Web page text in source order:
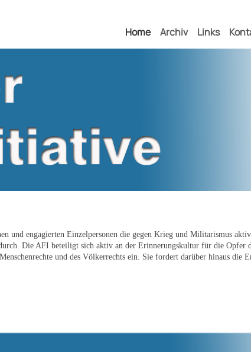
Home
Archiv Links
und engagierten Einzelpersonen die gegen Krieg und Militarismus
Die AFI beteiligt sich aktiv an der Erinnerungskultur für die Opfer
und des Völkerrechts ein. Sie fordert darüber hinaus die